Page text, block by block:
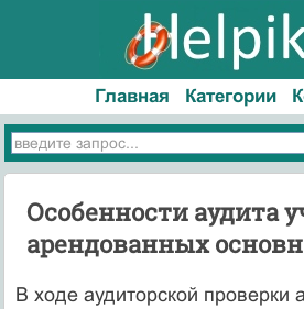
Главная Категории
Особенности аудита
арендованных
В ходе аудиторской проверки